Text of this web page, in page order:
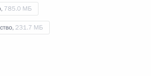
785.0 МБ
231.7 МБ